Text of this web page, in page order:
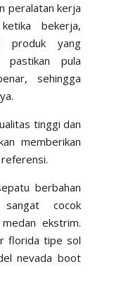
peralatan kerja
bekerja,
produk yang
pastikan pula
sehingga
tinggi dan
memberikan
berbahan
cocok
ekstrim.
florida tipe sol
nevada boot